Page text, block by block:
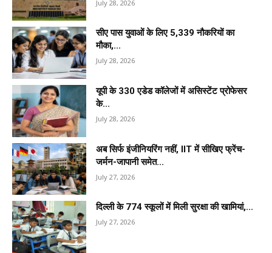
July 28, 2026
सीए पास युवाओं के लिए 5,339 नौकरियों का
मौका,...
July 28, 2026
यूपी के 330 एडेड कॉलेजों में असिस्टेंट प्रोफेसर
के...
July 28, 2026
अब सिर्फ इंजीनियरिंग नहीं, IIT में सीखिए फ्रेंच-
जर्मन-जापानी समेत...
July 27, 2026
दिल्ली के 774 स्कूलों में मिली सुरक्षा की खामियां,...
July 27, 2026